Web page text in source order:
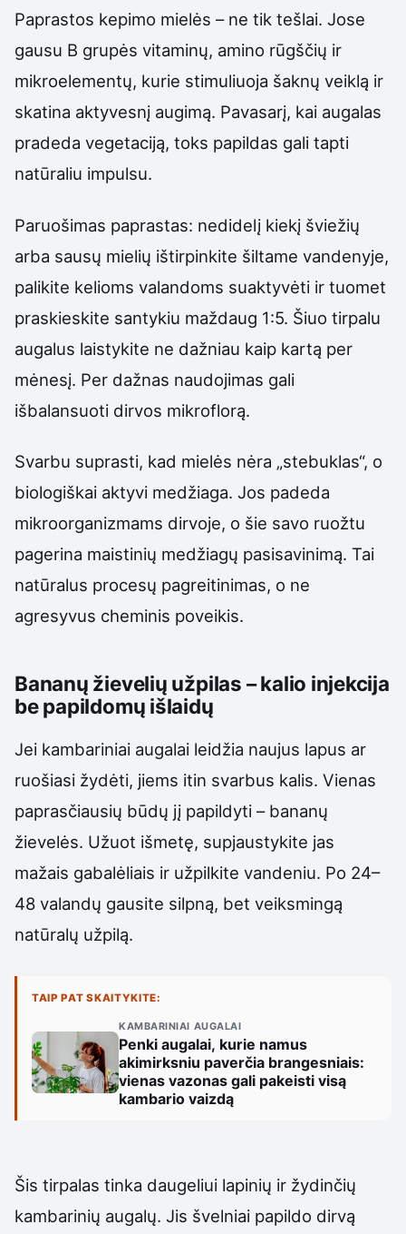
Paprastos kepimo mielės – ne tik tešlai. Jose
gausu B grupės vitaminų, amino rūgščių ir
mikroelementų, kurie stimuliuoja šaknų veiklą ir
skatina aktyvesnį augimą. Pavasarį, kai augalas
pradeda vegetaciją, toks papildas gali tapti
natūraliu impulsu.
Paruošimas paprastas: nedidelį kiekį šviežių
arba sausų mielių ištirpinkite šiltame vandenyje,
palikite kelioms valandoms suaktyvėti ir tuomet
praskieskite santykiu maždaug 1:5. Šiuo tirpalu
augalus laistykite ne dažniau kaip kartą per
mėnesį. Per dažnas naudojimas gali
išbalansuoti dirvos mikroflorą.
Svarbu suprasti, kad mielės nėra „stebuklas“, o
biologiškai aktyvi medžiaga. Jos padeda
mikroorganizmams dirvoje, o šie savo ruožtu
pagerina maistinių medžiagų pasisavinimą. Tai
natūralus procesų pagreitinimas, o ne
agresyvus cheminis poveikis.
Bananų žievelių užpilas – kalio injekcija
be papildomų išlaidų
Jei kambariniai augalai leidžia naujus lapus ar
ruošiasi žydėti, jiems itin svarbus kalis. Vienas
paprasčiausių būdų jį papildyti – bananų
žievelės. Užuot išmetę, supjaustykite jas
mažais gabalėliais ir užpilkite vandeniu. Po 24–
48 valandų gausite silpną, bet veiksmingą
natūralų užpilą.
TAIP PAT SKAITYKITE:
KAMBARINIAI AUGALAI
Penki augalai, kurie namus
akimirksniu paverčia brangesniais:
vienas vazonas gali pakeisti visą
kambario vaizdą
Šis tirpalas tinka daugeliui lapinių ir žydinčių
kambarinių augalų. Jis švelniai papildo dirvą